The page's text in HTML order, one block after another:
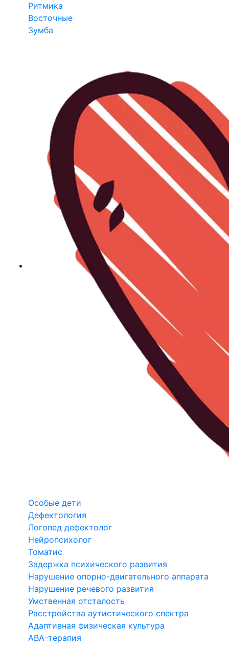
Ритмика
Восточные
Зумба
Особые дети
Дефектология
Логопед дефектолог
Нейропсихолог
Томатис
Задержка психического развития
Нарушение опорно-двигательного аппарата
Нарушение речевого развития
Умственная отсталость
Расстройства аутистического спектра
Адаптивная физическая культура
ABA-терапия